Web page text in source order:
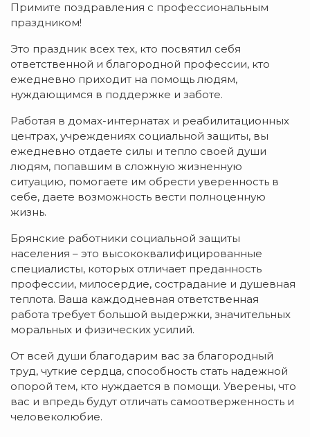
Примите поздравления с профессиональным
праздником!
Это праздник всех тех, кто посвятил себя
ответственной и благородной профессии, кто
ежедневно приходит на помощь людям,
нуждающимся в поддержке и заботе.
Работая в домах-интернатах и реабилитационных
центрах, учреждениях социальной защиты, вы
ежедневно отдаете силы и тепло своей души
людям, попавшим в сложную жизненную
ситуацию, помогаете им обрести уверенность в
себе, даете возможность вести полноценную
жизнь.
Брянские работники социальной защиты
населения – это высококвалифицированные
специалисты, которых отличает преданность
профессии, милосердие, сострадание и душевная
теплота. Ваша каждодневная ответственная
работа требует большой выдержки, значительных
моральных и физических усилий.
От всей души благодарим вас за благородный
труд, чуткие сердца, способность стать надежной
опорой тем, кто нуждается в помощи. Уверены, что
вас и впредь будут отличать самоотверженность и
человеколюбие.